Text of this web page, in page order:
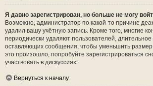
Я давно зарегистрирован, но больше не могу
Возможно, администратор по какой-то причине
удалил вашу учётную запись. Кроме того, многие
периодически удаляют пользователей,
оставляющих сообщения, чтобы уменьшить
это произошло, попробуйте зарегистрироваться
участвовать в дискуссиях.
Вернуться к началу